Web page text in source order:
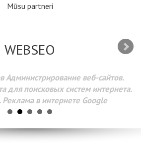
Mūsu partneri
WEBSEO
Администрирование веб-сайтов.
для поисковых систем интернета.
Реклама в интернете Google